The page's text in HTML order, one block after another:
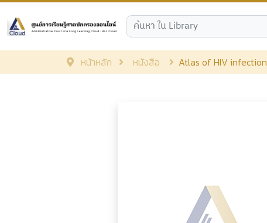
หน้าหลัก หนังสือ Atlas of HIV infection